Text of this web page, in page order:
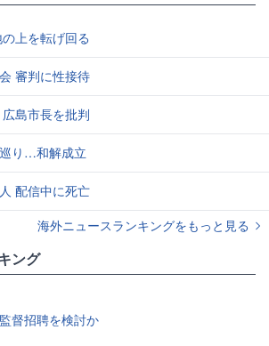
上を転げ回る
審判に性接待
島市長を批判
り…和解成立
配信中に死亡
海外ニュースランキングをもっと見る
ング
督招聘を検討か